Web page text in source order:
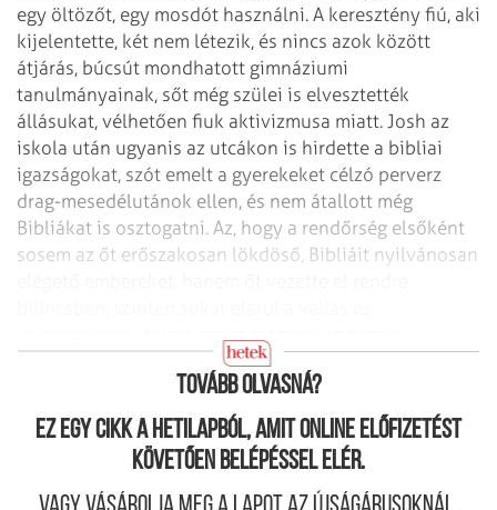
egy öltözőt, egy mosdót használni. A keresztény fiú, aki
kijelentette, két nem létezik, és nincs azok között
átjárás, búcsút mondhatott gimnáziumi
tanulmányainak, sőt még szülei is elvesztették
állásukat, vélhetően fiuk aktivizmusa miatt. Josh az
iskola után ugyanis az utcákon is hirdette a bibliai
igazságokat, szót emelt a gyerekeket célzó perverz
drag-mesedélutánok ellen, és nem átallott még
Bibliákat is osztogatni. Az, hogy a rendőrség elsőként
sosem az őt erőszakosan lökdöső, Bibliáit nyilvánosan
Tovább olvasná?
Ez egy cikk a hetilapból, amit online előfizetést
követően belépéssel elér.